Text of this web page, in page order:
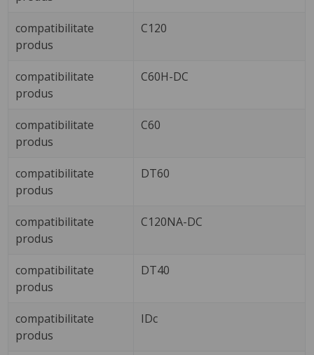
compatibilitate
produs
C120
compatibilitate
produs
C60H-DC
compatibilitate
produs
C60
compatibilitate
produs
DT60
compatibilitate
produs
C120NA-DC
compatibilitate
produs
DT40
compatibilitate
produs
IDc